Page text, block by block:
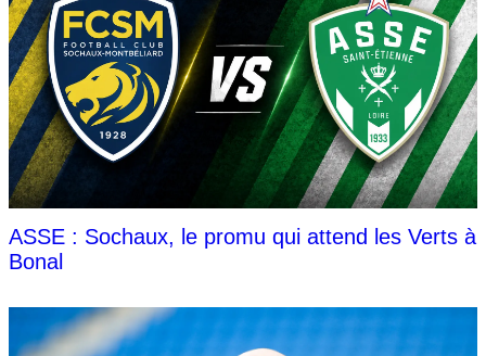
ASSE : Sochaux, le promu qui attend les Verts à
Bonal